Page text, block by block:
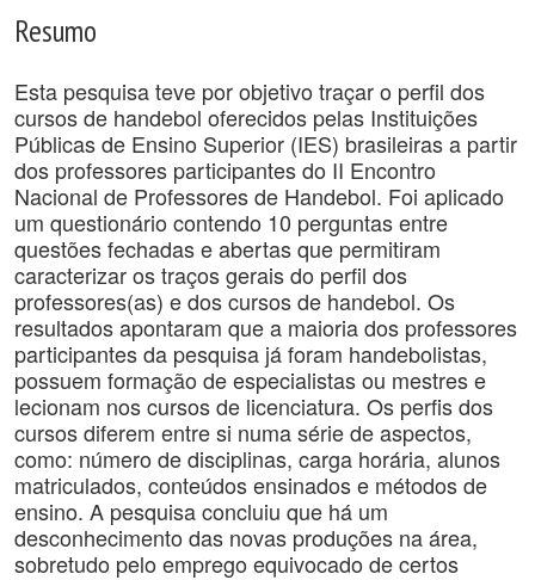
Resumo
Esta pesquisa teve por objetivo traçar o perfil dos
cursos de handebol oferecidos pelas Instituições
Públicas de Ensino Superior (IES) brasileiras a partir
dos professores participantes do II Encontro
Nacional de Professores de Handebol. Foi aplicado
um questionário contendo 10 perguntas entre
questões fechadas e abertas que permitiram
caracterizar os traços gerais do perfil dos
professores(as) e dos cursos de handebol. Os
resultados apontaram que a maioria dos professores
participantes da pesquisa já foram handebolistas,
possuem formação de especialistas ou mestres e
lecionam nos cursos de licenciatura. Os perfis dos
cursos diferem entre si numa série de aspectos,
como: número de disciplinas, carga horária, alunos
matriculados, conteúdos ensinados e métodos de
ensino. A pesquisa concluiu que há um
desconhecimento das novas produções na área,
sobretudo pelo emprego equivocado de certos